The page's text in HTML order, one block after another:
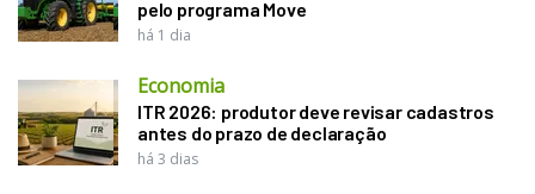
pelo programa Move
há 1 dia
Economia
ITR 2026: produtor deve revisar cadastros
antes do prazo de declaração
há 3 dias